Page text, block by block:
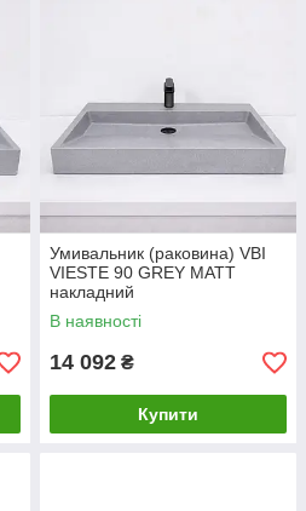
Умивальник (раковина) VBI
VIESTE 90 GREY MATT
накладний
В наявності
14 092 ₴
Купити